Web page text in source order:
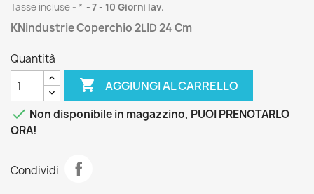
Tasse incluse * 7 - 10 Giorni lav.
KNindustrie Coperchio 2LID 24 Cm
Quantità
 AGGIUNGI AL CARRELLO
 Non disponibile in magazzino, PUOI PRENOTARLO
ORA!
Condividi